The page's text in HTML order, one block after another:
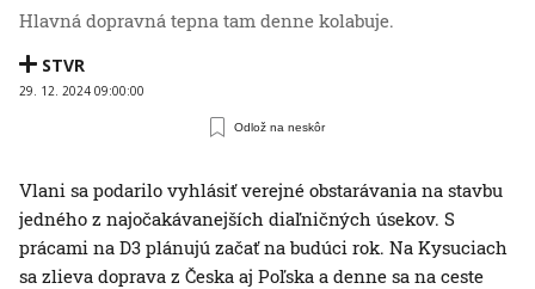
Hlavná dopravná tepna tam denne kolabuje.
STVR
29. 12. 2024 09:00:00
Odlož na neskôr
Vlani sa podarilo vyhlásiť verejné obstarávania na stavbu
jedného z najočakávanejších diaľničných úsekov. S
prácami na D3 plánujú začať na budúci rok. Na Kysuciach
sa zlieva doprava z Česka aj Poľska a denne sa na ceste